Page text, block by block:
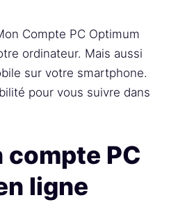
Compte PC Optimum
ordinateur. Mais aussi
sur votre smartphone.
pour vous suivre dans
compte PC
ligne